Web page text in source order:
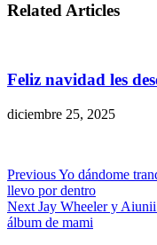
Related Articles
Feliz navidad les
diciembre 25, 2025
PreviousYo dándome
llevo por dentro
Next Jay Wheeler y Aiunii
álbum de mami